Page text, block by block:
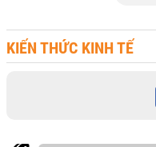
KIẾN THỨC KINH TẾ